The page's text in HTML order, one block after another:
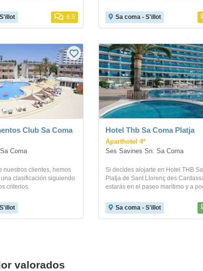
6.5 Sa coma - S'illot
Club Sa Coma
Coma
nuestros clientes, hemos
clasificación siguiendo
criterios.
Hotel Thb Sa Coma Platja
Aparthotel 4*
Ses Savines Sn. Sa Coma
Si decides alojarte en Hotel THB
Platja de Sant Llorenç des
estarás en el paseo marítimo y a
Sa coma - S'illot
valorados